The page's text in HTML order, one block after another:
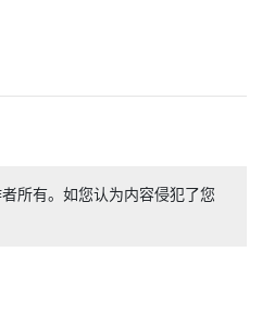
所有。如您认为内容侵犯了您